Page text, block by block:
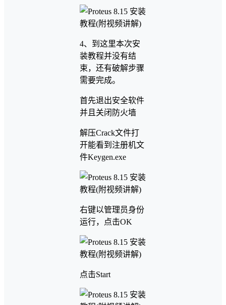
4、到这里本次安
装教程并没有结
束，还有破解步骤
需要完成。
首先退出安全软件
并且关闭防火墙
解压Crack文件打
开能看到注册机文
件Keygen.exe
右键以管理员身份
运行，点击OK
点击Start